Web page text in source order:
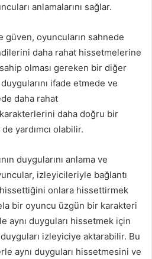
anlamalarını sağlar.
güven, oyuncuların sahnede
daha rahat hissetmelerine
olması gereken bir diğer
ifade etmede ve
daha rahat
daha doğru bir
yardımcı olabilir.
duygularını anlama ve
izleyicileriyle bağlantı
onlara hissettirmek
bir oyuncu üzgün bir karakteri
aynı duyguları hissetmek için
izleyiciye aktarabilir. Bu
aynı duyguları hissetmesini ve